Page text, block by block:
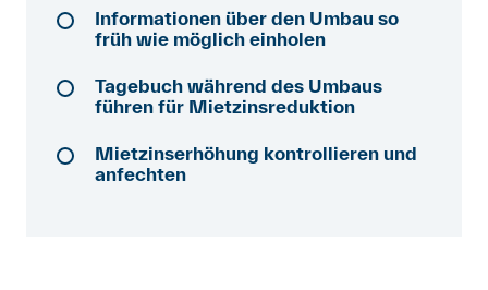
Newsletter
Anmelden
Informationen über den Umbau so
früh wie möglich einholen
Tagebuch während des Umbaus
führen für Mietzinsreduktion
Mietzinserhöhung kontrollieren und
anfechten